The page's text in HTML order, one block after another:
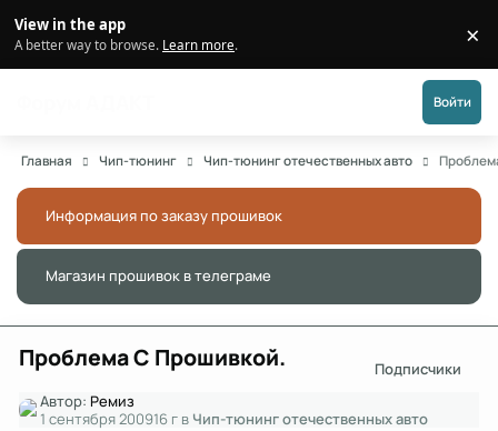
View in the app
A better way to browse. Learn more. ×
Войти
Главная Чип-тюнинг Чип-тюнинг отечественных авто
Информация по заказу прошивок
Магазин прошивок в телеграме
Проблема С Прошивкой.
Подписчики
Автор: Ремиз
1 сентября 200916 г в Чип-тюнинг отечественных авто